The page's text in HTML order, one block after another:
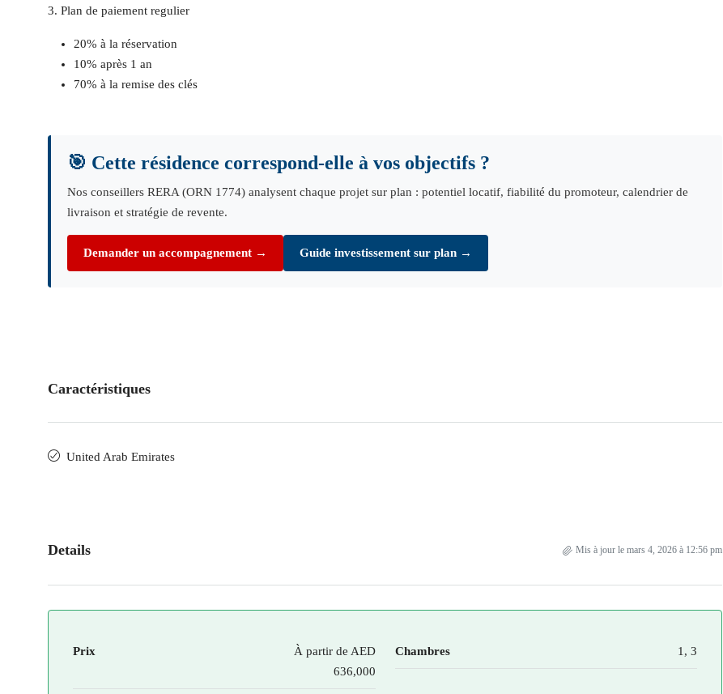
3. Plan de paiement regulier
20% à la réservation
10% après 1 an
70% à la remise des clés
🎯 Cette résidence correspond-elle à vos objectifs ?
Nos conseillers RERA (ORN 1774) analysent chaque projet sur plan : potentiel locatif, fiabilité du promoteur, calendrier de
livraison et stratégie de revente.
Demander un accompagnement → Guide investissement sur plan →
Caractéristiques
United Arab Emirates
Details Mis à jour le mars 4, 2026 à 12:56 pm
Prix À partir de AED
636,000
Chambres 1, 3